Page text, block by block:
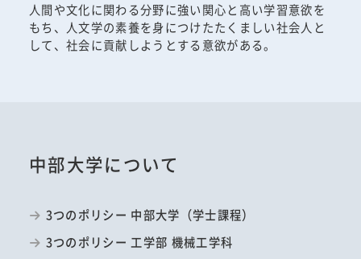
人間や文化に関わる分野に強い関心と高い学習意欲を
もち、人文学の素養を身につけたたくましい社会人と
して、社会に貢献しようとする意欲がある。
中部大学について
3つのポリシー 中部大学（学士課程）
3つのポリシー 工学部 機械工学科